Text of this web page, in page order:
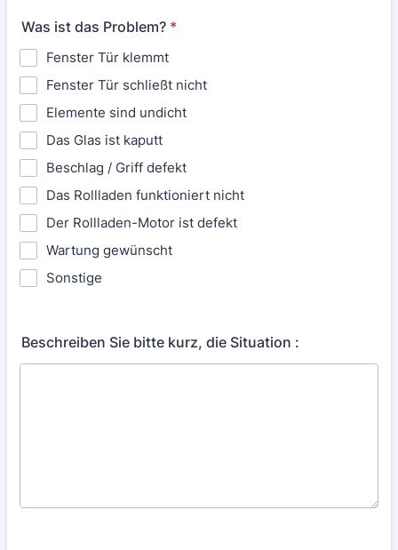
Was ist das Problem? *
Fenster Tür klemmt
Fenster Tür schließt nicht
Elemente sind undicht
Das Glas ist kaputt
Beschlag / Griff defekt
Das Rollladen funktioniert nicht
Der Rollladen-Motor ist defekt
Wartung gewünscht
Sonstige
Beschreiben Sie bitte kurz, die Situation :